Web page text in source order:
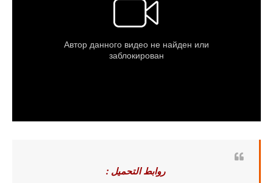
روابط التحميل :